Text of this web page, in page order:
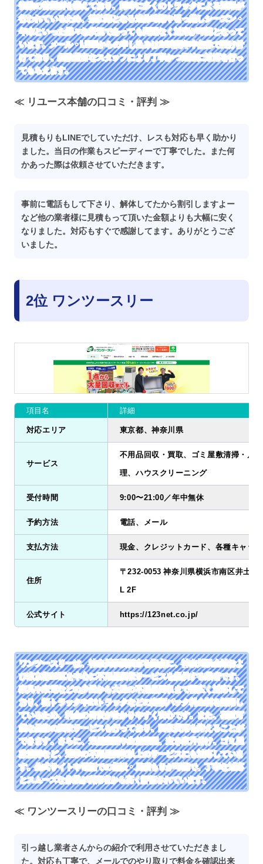
複数の営業所を構えており、同時に多くのトラックによる運用が
行われているため、繁忙期となる連休時期や引っ越しシーズン・
年末といった様々な状況であっても問題なく対応が可能となって
います。メール・LINEからの申し込みは24時間年中無休で受け付
けており、経験豊富なスタッフにより丁寧かつ迅速に対応を行っ
てもらえます。
≪ リユース本舗の口コミ・評判 ≫
見積もりもLINEでしていただけ、レスも対応も早く助かり
ました。当日の作業もスピーディーで丁寧でした。また何
かあった際は依頼させていただきます。
事前に電話もして下さり、解体してたから割引しますよー
など他の業者様に見積もって頂いた金額よりも大幅に安く
なりました。対応もすぐで感謝してます。ありがとうござ
いました。
2位 ワンツースリー
項目名 詳細
対応エリア 東京都、神奈川県
サービス
不用品回収・買取、ゴミ屋敷清掃・片
理、ハウスクリーニング
受付時間 9:00〜21:00／年中無休
予約方法 電話、メール
支払方法 現金、クレジットカード、各種キャッ
住所
〒232‑0053 神奈川県横浜市南区井土ヶ
L 2F
公式サイト https://123net.co.jp/
ワンツースリーは、神奈川県横浜市を拠点に、神奈川県全域およ
び東京都23区を中心に不用品回収サービスを提供する業者です。
家具や家電などの少量から大量の不用品回収まで幅広く対応して
おり、軽トラックや2 tトラックなどの定額パック料金制を採用し
ているため、料金の目安が分かりやすく安心です。また、再販可
能な品物の買取サービスも行っており、回収費用を抑えることが
できます。さらに、遺品整理や生前整理、空き家片付け、ゴミ屋
敷清掃など、通常の不用品回収以上のサービスにも対応していま
す。公式サイトや電話での相談・見積もりが可能で、丁寧な対応
とスムーズな作業が利用者から高く評価されています。
≪ ワンツースリーの口コミ・評判 ≫
引っ越し業者さんからの紹介で利用させていただきまし
た。対応も丁寧で、メールでのやり取りで料金を確認出来